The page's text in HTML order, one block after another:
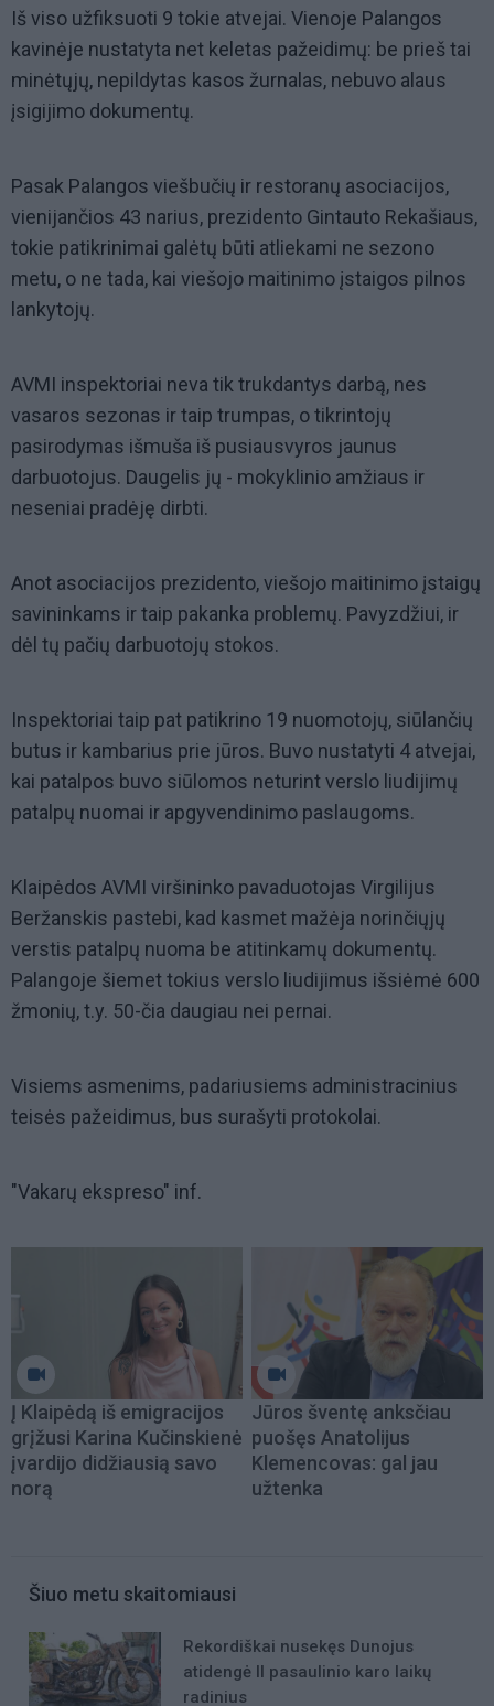
Iš viso užfiksuoti 9 tokie atvejai. Vienoje Palangos
kavinėje nustatyta net keletas pažeidimų: be prieš tai
minėtųjų, nepildytas kasos žurnalas, nebuvo alaus
įsigijimo dokumentų.
Pasak Palangos viešbučių ir restoranų asociacijos,
vienijančios 43 narius, prezidento Gintauto Rekašiaus,
tokie patikrinimai galėtų būti atliekami ne sezono
metu, o ne tada, kai viešojo maitinimo įstaigos pilnos
lankytojų.
AVMI inspektoriai neva tik trukdantys darbą, nes
vasaros sezonas ir taip trumpas, o tikrintojų
pasirodymas išmuša iš pusiausvyros jaunus
darbuotojus. Daugelis jų - mokyklinio amžiaus ir
neseniai pradėję dirbti.
Anot asociacijos prezidento, viešojo maitinimo įstaigų
savininkams ir taip pakanka problemų. Pavyzdžiui, ir
dėl tų pačių darbuotojų stokos.
Inspektoriai taip pat patikrino 19 nuomotojų, siūlančių
butus ir kambarius prie jūros. Buvo nustatyti 4 atvejai,
kai patalpos buvo siūlomos neturint verslo liudijimų
patalpų nuomai ir apgyvendinimo paslaugoms.
Klaipėdos AVMI viršininko pavaduotojas Virgilijus
Beržanskis pastebi, kad kasmet mažėja norinčiųjų
verstis patalpų nuoma be atitinkamų dokumentų.
Palangoje šiemet tokius verslo liudijimus išsiėmė 600
žmonių, t.y. 50-čia daugiau nei pernai.
Visiems asmenims, padariusiems administracinius
teisės pažeidimus, bus surašyti protokolai.
"Vakarų ekspreso" inf.
Į Klaipėdą iš emigracijos
grįžusi Karina Kučinskienė
įvardijo didžiausią savo
norą
Jūros šventę anksčiau
puošęs Anatolijus
Klemencovas: gal jau
užtenka
Šiuo metu skaitomiausi
Rekordiškai nusekęs Dunojus
atidengė II pasaulinio karo laikų
radinius